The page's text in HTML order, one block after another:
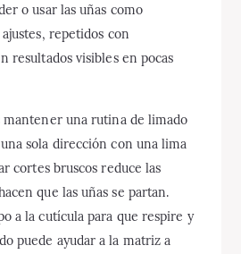
o usar las uñas como
repetidos con
resultados visibles en pocas
mantener una rutina de limado
sola dirección con una lima
cortes bruscos reduce las
que las uñas se partan.
a la cutícula para que respire y
puede ayudar a la matriz a